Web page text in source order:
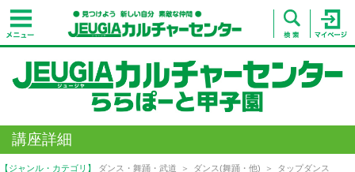
講座詳細
【ジャンル・カテゴリ】 ダンス・舞踊・武道 ダンス(舞踊・他) タップダンス